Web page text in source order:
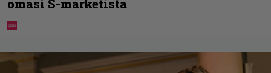
omasi S-marketista